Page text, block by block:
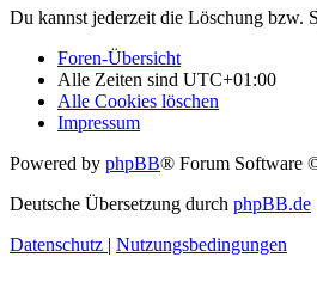
Du kannst jederzeit die Löschung bzw.
Foren-Übersicht
Alle Zeiten sind UTC+01:00
Alle Cookies löschen
Impressum
Powered by phpBB® Forum Software
Deutsche Übersetzung durch phpBB.de
Datenschutz | Nutzungsbedingungen